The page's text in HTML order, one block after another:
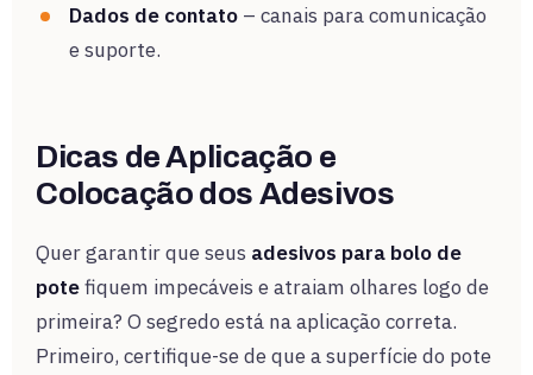
Dados de contato – canais para comunicação
e suporte.
Dicas de Aplicação e
Colocação dos Adesivos
Quer garantir que seus adesivos para bolo de
potefiquem impecáveis e atraiam olhares logo de
primeira? O segredo está na aplicação correta.
Primeiro, certifique-se de que a superfície do pote